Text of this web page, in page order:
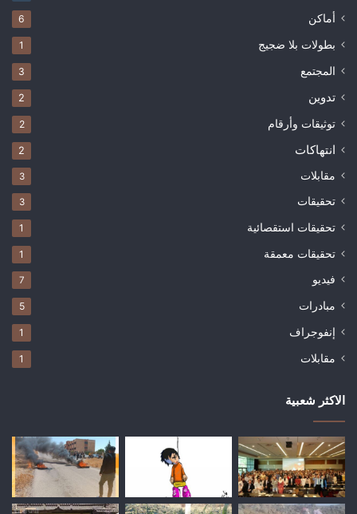
أماكن 6
بطولات بلا ضجيج 1
المجتمع 3
تدوين 2
توثيقات وأرقام 2
انتهاكات 2
مقابلات 3
تحقيقات 3
تحقيقات استقصائية 1
تحقيقات معمقة 1
فيديو 7
مبادرات 5
إنفوجراف 1
مقابلات 1
الاكثر شعبية